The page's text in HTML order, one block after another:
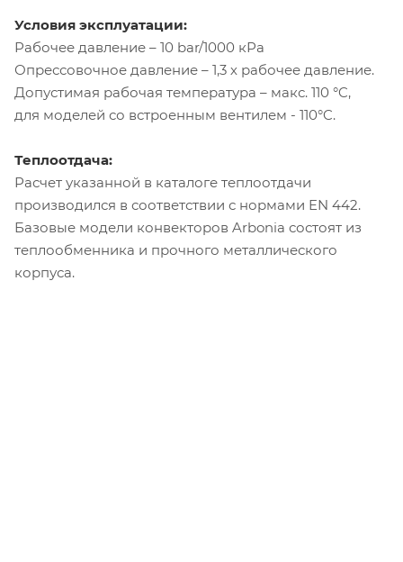
Условия эксплуатации:
Рабочее давление – 10 bar/1000 кРа
Опрессовочное давление – 1,3 х рабочее давление.
Допустимая рабочая температура – макс. 110 °C,
для моделей со встроенным вентилем - 110°C.
Теплоотдача:
Расчет указанной в каталоге теплоотдачи
производился в соответствии с нормами EN 442.
Базовые модели конвекторов Arbonia состоят из
теплообменника и прочного металлического
корпуса.